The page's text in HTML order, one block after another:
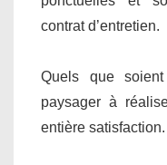
contrat d’entretien.
Quels que soient
paysager à
entière satisfaction.